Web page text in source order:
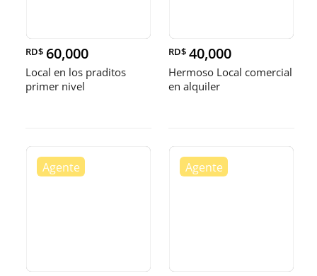
RD$ 60,000
Local en los praditos
primer nivel
RD$ 40,000
Hermoso Local comercial
en alquiler